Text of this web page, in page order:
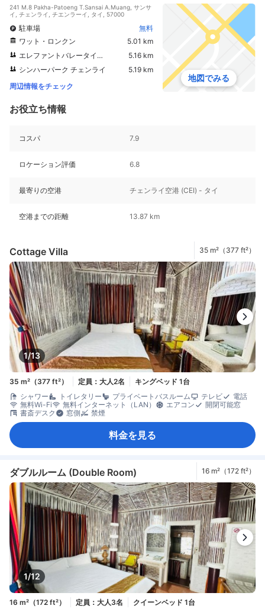
241 M.8 Pakha-Patoeng T.Sansai A.Muang, サンサ
イ, チェンライ, チエンラーイ, タイ, 57000
駐車場
無料
ワット・ロンクン
5.01 km
エレファントバレータイランド
5.16 km
シンハーパーク チェンライ
5.19 km
周辺情報をチェック
地図でみる
お役立ち情報
コスパ 7.9
ロケーション評価 6.8
最寄りの空港 チェンライ空港 (CEI) - タイ
空港までの距離 13.87 km
Cottage Villa 35 m²（377 ft²）
1/13
35 m²（377 ft²） 定員：大人2名
キングベッド 1台
シャワー
トイレタリー プライベートバスルーム テレビ
電話
無料Wi-Fi
無料インターネット（LAN） エアコン
開閉可能窓
書斎デスク
窓側 禁煙
料金を見る
ダブルルーム (Double Room) 16 m²（172 ft²）
1/12
16 m²（172 ft²） 定員：大人3名
クイーンベッド 1台